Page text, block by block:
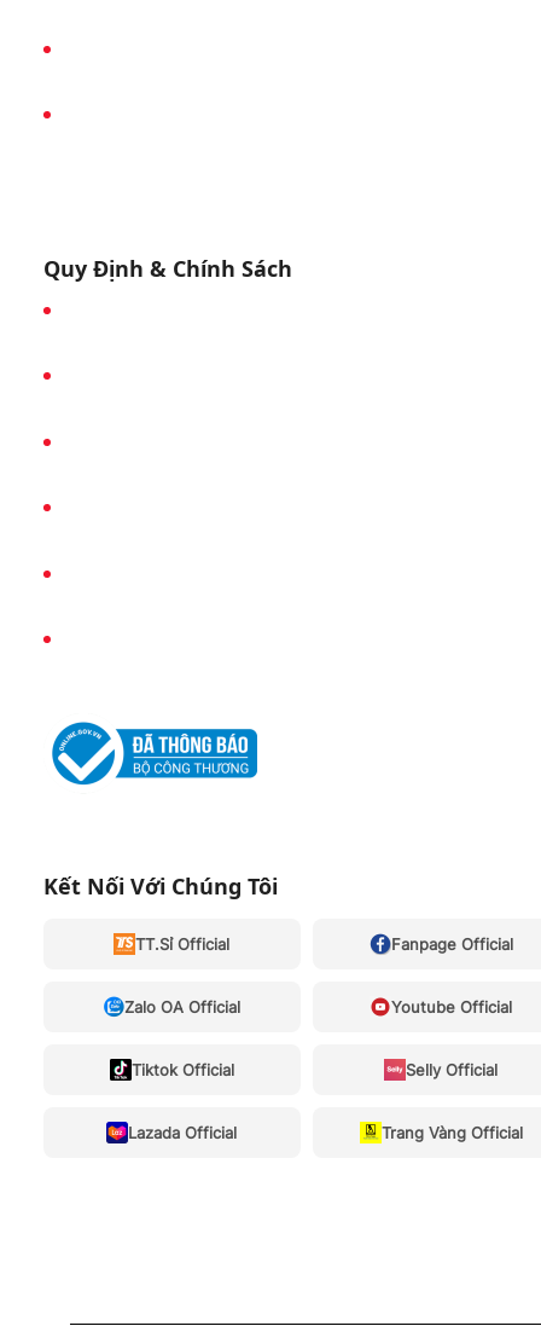
Quy Định & Chính Sách
Kết Nối Với Chúng Tôi
TT.Sỉ Official Fanpage Official
Zalo OA Official Youtube Official
Tiktok Official Selly Official
Lazada Official Trang Vàng Official